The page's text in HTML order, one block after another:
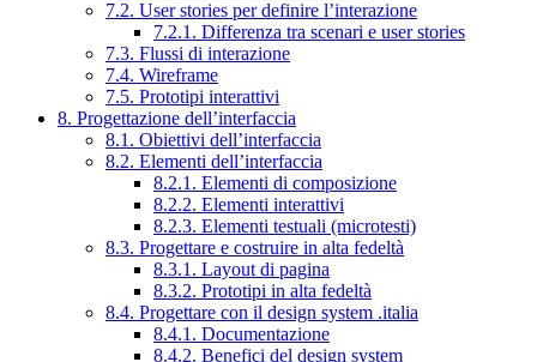
7.2. User stories per definire l’interazione
7.2.1. Differenza tra scenari e user stories
7.3. Flussi di interazione
7.4. Wireframe
7.5. Prototipi interattivi
8. Progettazione dell’interfaccia
8.1. Obiettivi dell’interfaccia
8.2. Elementi dell’interfaccia
8.2.1. Elementi di composizione
8.2.2. Elementi interattivi
8.2.3. Elementi testuali (microtesti)
8.3. Progettare e costruire in alta fedeltà
8.3.1. Layout di pagina
8.3.2. Prototipi in alta fedeltà
8.4. Progettare con il design system .italia
8.4.1. Documentazione
8.4.2. Benefici del design system